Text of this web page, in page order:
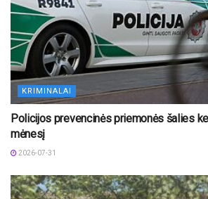
KRIMINALAI
Policijos prevencinės priemonės šalies
mėnesį
2026-07-31